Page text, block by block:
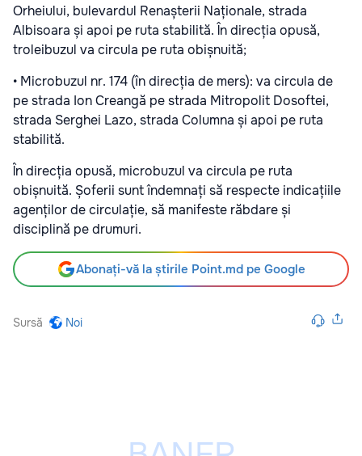
Orheiului, bulevardul Renașterii Naționale, strada
Albisoara și apoi pe ruta stabilită. În direcția opusă,
troleibuzul va circula pe ruta obișnuită;
• Microbuzul nr. 174 (în direcția de mers): va circula de
pe strada Ion Creangă pe strada Mitropolit Dosoftei,
strada Serghei Lazo, strada Columna și apoi pe ruta
stabilită.
În direcția opusă, microbuzul va circula pe ruta
obișnuită. Șoferii sunt îndemnați să respecte indicațiile
agenților de circulație, să manifeste răbdare și
disciplină pe drumuri.
Abonați-vă la știrile Point.md pe Google
Sursă Noi